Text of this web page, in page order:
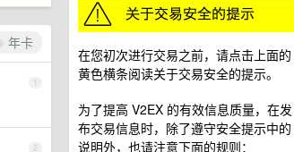
在您初次进行交易之前，请点击上面的
黄色横条阅读关于交易安全的提示。
为了提高 V2EX 的有效信息质量，在发
布交易信息时，除了遵守安全提示中的
说明外，也请注意下面的规则：
年卡
1
2